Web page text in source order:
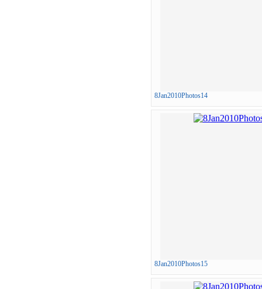
8Jan2010Photos14
8Jan2010Photos15